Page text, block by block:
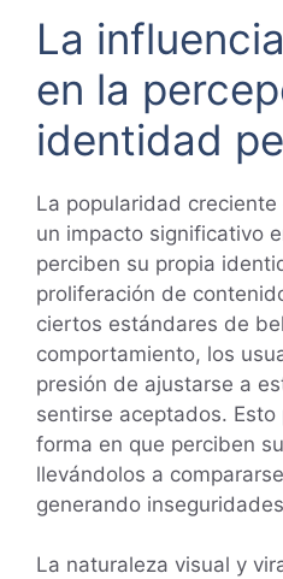
La
en la
identidad
La popularidad
un impacto significativo
perciben su propia
proliferación de
ciertos estándares de
comportamiento, los
presión de ajustarse a
sentirse aceptados.
forma en que perciben
llevándolos a
generando
La naturaleza visual y